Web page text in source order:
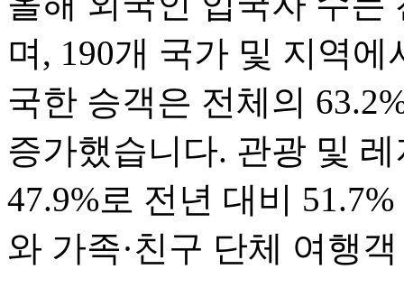
며, 190개 국가 및 지역
국한 승객은 전체의
증가했습니다. 관광 및
47.9%로 전년 대비
와 가족·친구 단체 여행